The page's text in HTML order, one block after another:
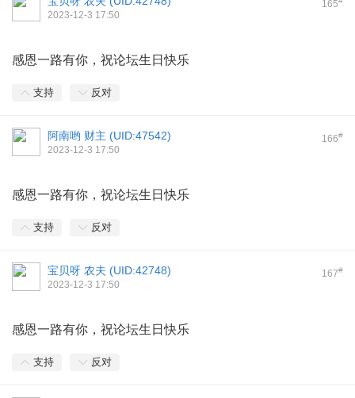
165
2023-12-3 17:50
感恩一路有你，祝论坛生日快乐
支持 反对
166#
阿南哟 财主 (UID:47542)
2023-12-3 17:50
感恩一路有你，祝论坛生日快乐
支持 反对
167#
宝贝呀 农夫 (UID:42748)
2023-12-3 17:50
感恩一路有你，祝论坛生日快乐
支持 反对